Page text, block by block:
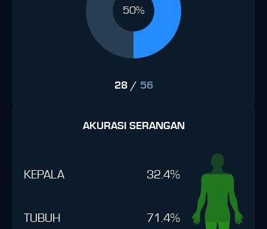
50%
28/ 56
AKURASI SERANGAN
KEPALA 32.4%
TUBUH 71.4%